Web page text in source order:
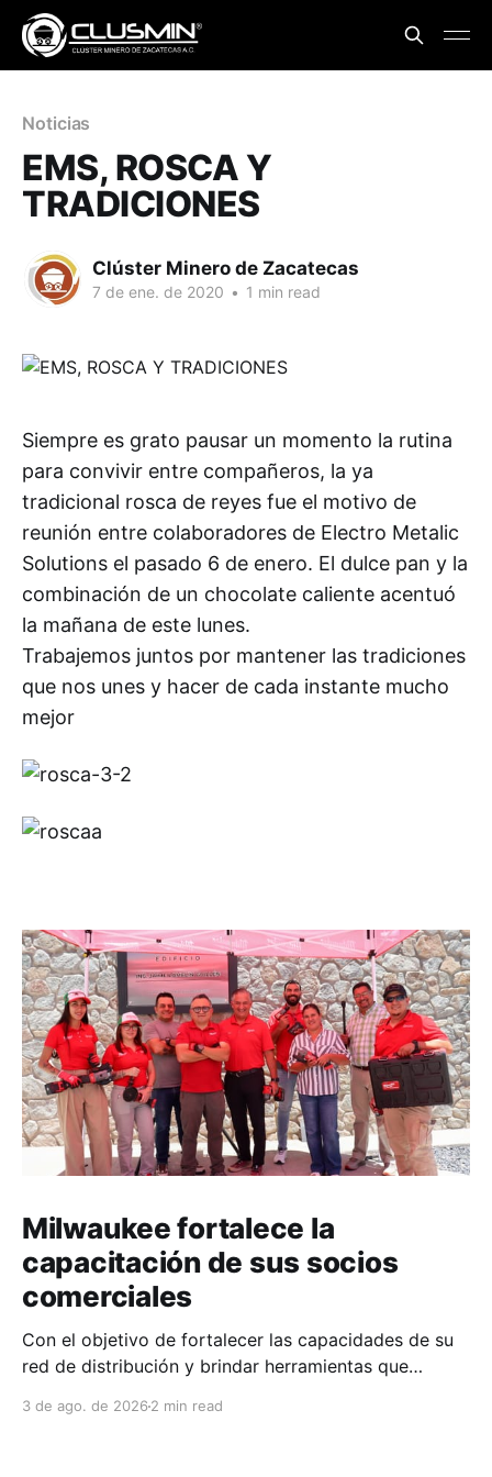
Noticias
EMS, ROSCA Y
TRADICIONES
Clúster Minero de Zacatecas
7 de ene. de 2020 • 1 min read
Siempre es grato pausar un momento la rutina
para convivir entre compañeros, la ya
tradicional rosca de reyes fue el motivo de
reunión entre colaboradores de Electro Metalic
Solutions el pasado 6 de enero. El dulce pan y la
combinación de un chocolate caliente acentuó
la mañana de este lunes.
Trabajemos juntos por mantener las tradiciones
que nos unes y hacer de cada instante mucho
mejor
Milwaukee fortalece la
capacitación de sus socios
comerciales
Con el objetivo de fortalecer las capacidades de su
red de distribución y brindar herramientas que
técnico, Milwaukee llevó a cabo una capacitación
3 de ago. de 2026 2 min read